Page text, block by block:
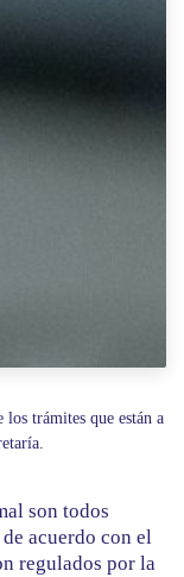
trámites que están a
son todos
acuerdo con el
regulados por la